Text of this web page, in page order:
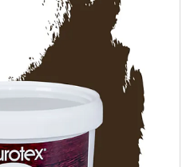
и отделка